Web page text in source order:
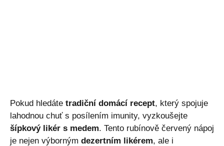
Pokud hledáte tradiční domácí recept, který spojuje
lahodnou chuť s posílením imunity, vyzkoušejte
šípkový likér s medem. Tento rubínově červený nápoj
je nejen výborným dezertním likérem, ale i